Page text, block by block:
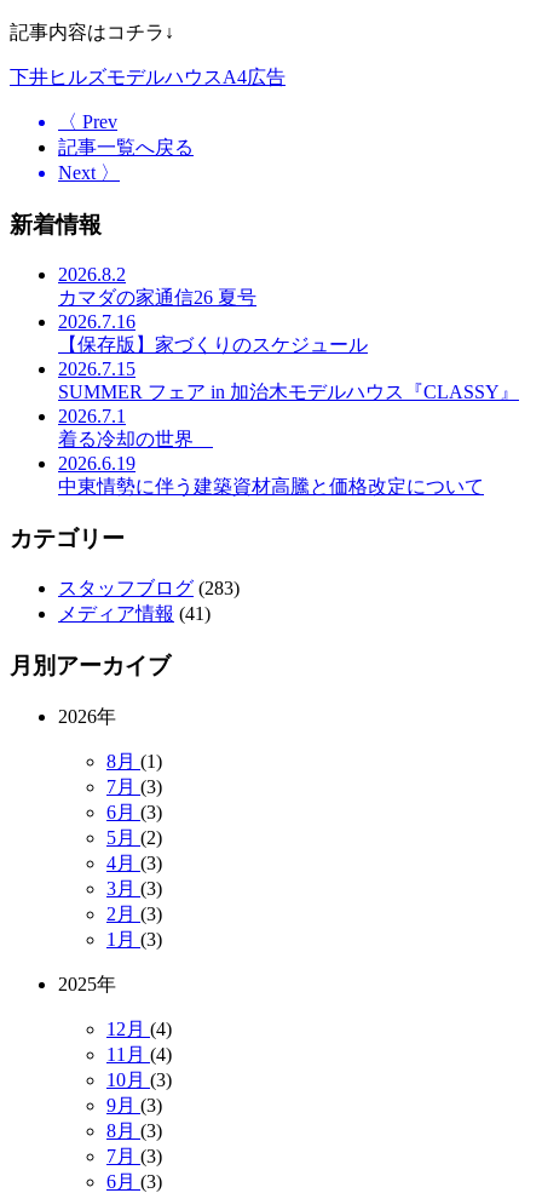
記事内容はコチラ↓
下井ヒルズモデルハウスA4広告
〈 Prev
記事一覧へ戻る
Next 〉
新着情報
2026.8.2
カマダの家通信26 夏号
2026.7.16
【保存版】家づくりのスケジュール
2026.7.15
SUMMER フェア in 加治木モデルハウス『CLASSY』
2026.7.1
着る冷却の世界
2026.6.19
中東情勢に伴う建築資材高騰と価格改定について
カテゴリー
スタッフブログ (283)
メディア情報 (41)
月別アーカイブ
2026年
8月 (1)
7月 (3)
6月 (3)
5月 (2)
4月 (3)
3月 (3)
2月 (3)
1月 (3)
2025年
12月 (4)
11月 (4)
10月 (3)
9月 (3)
8月 (3)
7月 (3)
6月 (3)